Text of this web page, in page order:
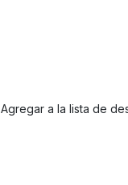
Agregar a la lista de